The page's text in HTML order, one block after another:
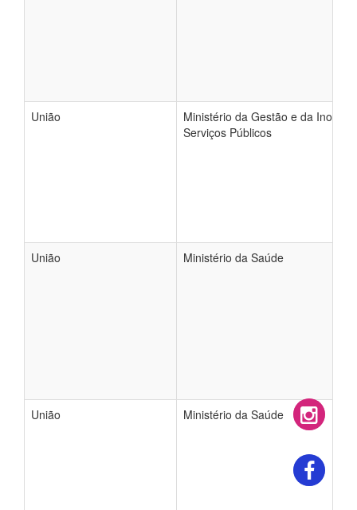
União
Ministério da Gestão e da
Serviços Públicos
União Ministério da Saúde
União Ministério da Saúde